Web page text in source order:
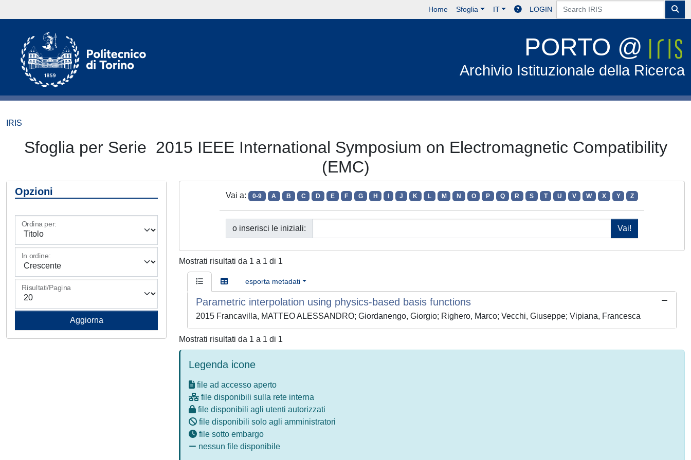
Home Sfoglia IT LOGIN
PORTO @
Archivio Istituzionale della Ricerca
IRIS
Sfoglia per Serie 2015 IEEE International Symposium on Electromagnetic Compatibility
(EMC)
Opzioni
Ordina per:
In ordine:
Risultati/Pagina
Vai a: 0-9 A B C D E F G H J K L M N O P Q R S T U V W X Y Z
o inserisci le iniziali:
Mostrati risultati da 1 a 1 di 1
esporta metadati
Parametric interpolation using physics-based basis functions
2015 Francavilla, MATTEO ALESSANDRO; Giordanengo, Giorgio; Righero, Marco; Vecchi, Giuseppe; Vipiana, Francesca
Mostrati risultati da 1 a 1 di 1
Legenda icone
file ad accesso aperto
file disponibili sulla rete interna
file disponibili agli utenti autorizzati
file disponibili solo agli amministratori
file sotto embargo
nessun file disponibile